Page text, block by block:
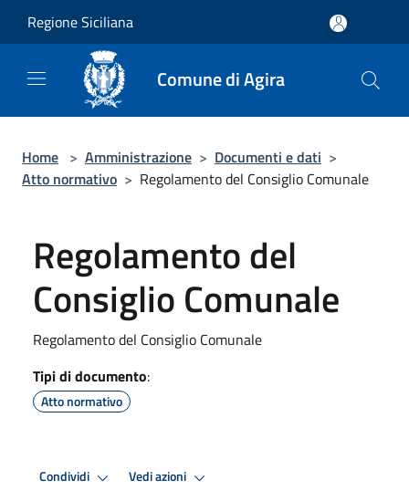
Regione Siciliana
Comune di Agira
Home > Amministrazione > Documenti e dati >
Atto normativo > Regolamento del Consiglio Comunale
Regolamento del
Consiglio Comunale
Regolamento del Consiglio Comunale
Tipi di documento:
Atto normativo
Condividi Vedi azioni